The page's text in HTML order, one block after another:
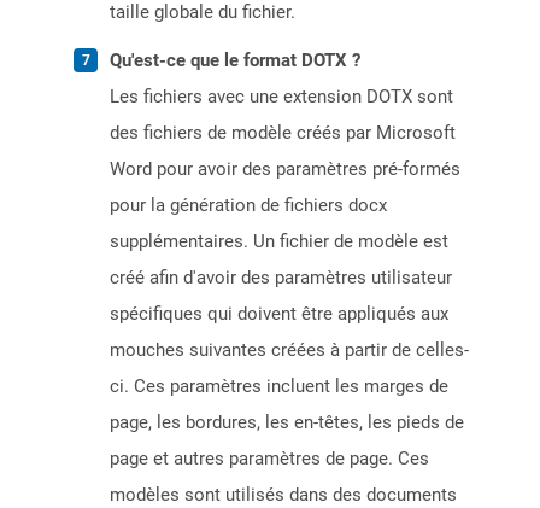
taille globale du fichier.
Qu'est-ce que le format DOTX ?
Les fichiers avec une extension DOTX sont
des fichiers de modèle créés par Microsoft
Word pour avoir des paramètres pré-formés
pour la génération de fichiers docx
supplémentaires. Un fichier de modèle est
créé afin d'avoir des paramètres utilisateur
spécifiques qui doivent être appliqués aux
mouches suivantes créées à partir de celles-
ci. Ces paramètres incluent les marges de
page, les bordures, les en-têtes, les pieds de
page et autres paramètres de page. Ces
modèles sont utilisés dans des documents